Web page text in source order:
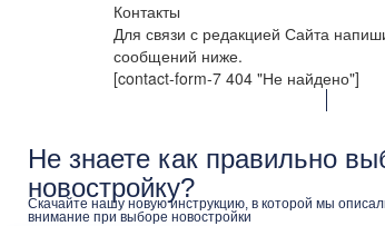
Контакты
Для связи с редакцией Сайта
сообщений ниже.
[contact-form-7 404 "Не найдено"]
Не знаете как правильно
новостройку?
Скачайте нашу новую инструкцию, в которой мы
внимание при выборе новостройки